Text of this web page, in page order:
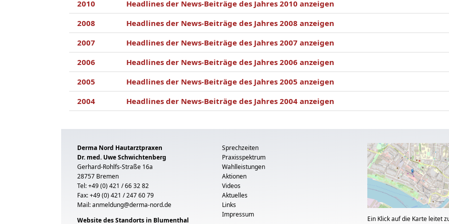
2010
Headlines der News-Beiträge des Jahres 2010 anzeigen
2008
Headlines der News-Beiträge des Jahres 2008 anzeigen
2007
Headlines der News-Beiträge des Jahres 2007 anzeigen
2006
Headlines der News-Beiträge des Jahres 2006 anzeigen
2005
Headlines der News-Beiträge des Jahres 2005 anzeigen
2004
Headlines der News-Beiträge des Jahres 2004 anzeigen
Derma Nord Hautarztpraxen
Dr. med. Uwe Schwichtenberg
Gerhard-Rohlfs-Straße 16a
28757 Bremen
Tel: +49 (0) 421 / 66 32 82
Fax: +49 (0) 421 / 247 60 79
Mail:anmeldung@derma-nord.de
Website des Standorts in Blumenthal
Sprechzeiten
Praxisspektrum
Wahlleistungen
Aktionen
Videos
Aktuelles
Links
Impressum
Ein Klick auf die Karte leitet